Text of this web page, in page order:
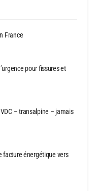
France
pour fissures et
– transalpine – jamais
facture énergétique vers